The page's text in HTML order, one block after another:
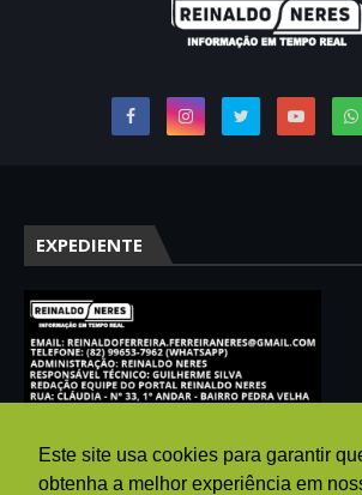
Este site usa cookies para garantir
obtenha a melhor experiência em
EXPEDIENTE